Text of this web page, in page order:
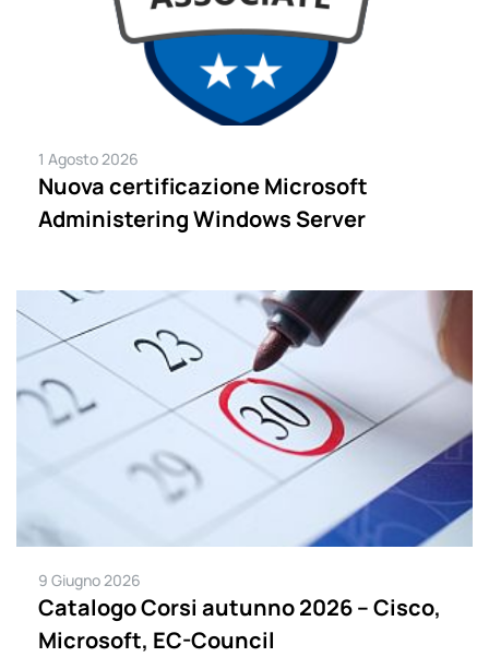
1 Agosto 2026
Nuova certificazione Microsoft
Administering Windows Server
9 Giugno 2026
Catalogo Corsi autunno 2026 – Cisco,
Microsoft, EC-Council